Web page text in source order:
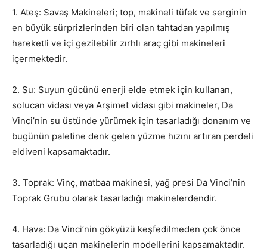
1. Ateş: Savaş Makineleri; top, makineli tüfek ve serginin
en büyük sürprizlerinden biri olan tahtadan yapılmış
hareketli ve içi gezilebilir zırhlı araç gibi makineleri
içermektedir.
2. Su: Suyun gücünü enerji elde etmek için kullanan,
solucan vidası veya Arşimet vidası gibi makineler, Da
Vinci’nin su üstünde yürümek için tasarladığı donanım ve
bugünün paletine denk gelen yüzme hızını artıran perdeli
eldiveni kapsamaktadır.
3. Toprak: Vinç, matbaa makinesi, yağ presi Da Vinci’nin
Toprak Grubu olarak tasarladığı makinelerdendir.
4. Hava: Da Vinci’nin gökyüzü keşfedilmeden çok önce
tasarladığı uçan makinelerin modellerini kapsamaktadır.